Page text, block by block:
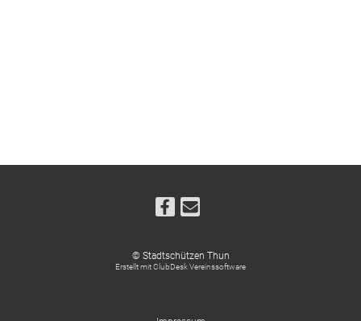
© Stadtschützen Thun
Erstellt mit ClubDesk Vereinssoftware